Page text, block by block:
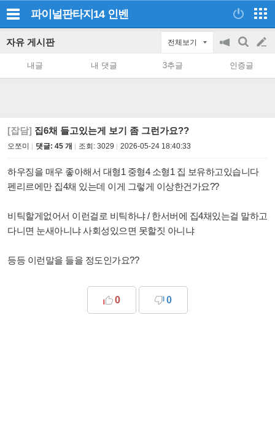
파이널판타지14 인벤
자유 게시판 전체보기
공
on/off
검
색
글
쓰
내글 내 댓글 3추글 인증글
[잡담] 집6채 들고있는게 보기 좀 그런가요??
오쪼미 댓글: 45 개 조회: 3029 2026-05-24 18:40:33
하우징을 매우 좋아해서 대형1 중형4 소형1 집 보유하고있습니다
펜리르에만 집4채 있는데 이게 그렇게 이상한건가요??
비틱할게없어서 이런걸로 비틱하냐 / 한서버에 집4채있는걸 말하고
다니면 눈새아니냐 사회성있으면 못할짓 아니냐
등등 이런말을 들을 정도인가요??
0 0